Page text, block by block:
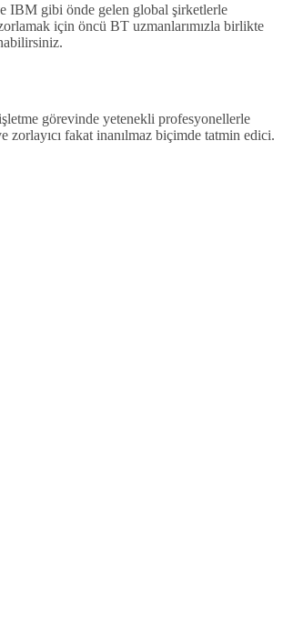
IBM gibi önde gelen global şirketlerle
için öncü BT uzmanlarımızla birlikte
görevinde yetenekli profesyonellerle
fakat inanılmaz biçimde tatmin edici.